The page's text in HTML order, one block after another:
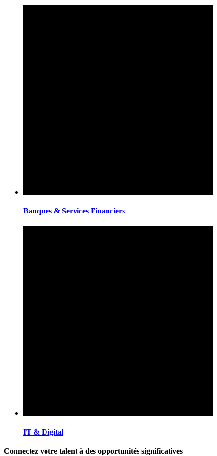
Banques & Services Financiers
IT & Digital
Connectez votre talent à des opportunités significatives